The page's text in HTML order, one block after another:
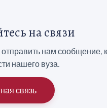
на связи
нам сообщение,
нашего вуза.
связь